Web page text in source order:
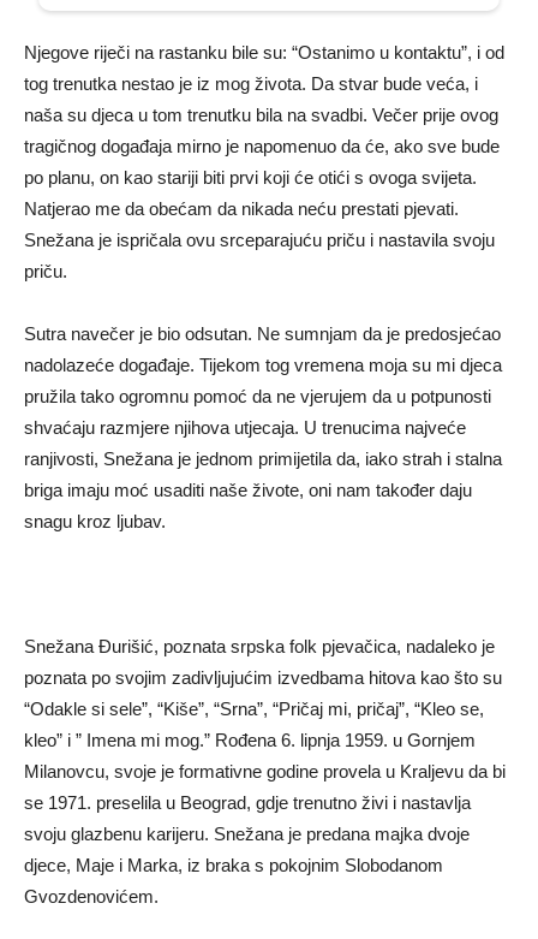
Njegove riječi na rastanku bile su: “Ostanimo u kontaktu”, i od
tog trenutka nestao je iz mog života. Da stvar bude veća, i
naša su djeca u tom trenutku bila na svadbi. Večer prije ovog
tragičnog događaja mirno je napomenuo da će, ako sve bude
po planu, on kao stariji biti prvi koji će otići s ovoga svijeta.
Natjerao me da obećam da nikada neću prestati pjevati.
Snežana je ispričala ovu srceparajuću priču i nastavila svoju
priču.
Sutra navečer je bio odsutan. Ne sumnjam da je predosjećao
nadolazeće događaje. Tijekom tog vremena moja su mi djeca
pružila tako ogromnu pomoć da ne vjerujem da u potpunosti
shvaćaju razmjere njihova utjecaja. U trenucima najveće
ranjivosti, Snežana je jednom primijetila da, iako strah i stalna
briga imaju moć usaditi naše živote, oni nam također daju
snagu kroz ljubav.
Snežana Đurišić, poznata srpska folk pjevačica, nadaleko je
poznata po svojim zadivljujućim izvedbama hitova kao što su
“Odakle si sele”, “Kiše”, “Srna”, “Pričaj mi, pričaj”, “Kleo se,
kleo” i ” Imena mi mog.” Rođena 6. lipnja 1959. u Gornjem
Milanovcu, svoje je formativne godine provela u Kraljevu da bi
se 1971. preselila u Beograd, gdje trenutno živi i nastavlja
svoju glazbenu karijeru. Snežana je predana majka dvoje
djece, Maje i Marka, iz braka s pokojnim Slobodanom
Gvozdenovićem.